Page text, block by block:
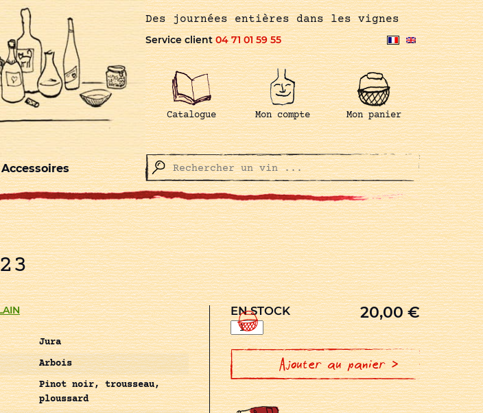
Des journées entières dans les vignes
Service client04 71 01 59 55
Catalogue Mon compte Mon panier
Jura
Arbois
Pinot noir, trousseau,
ploussard
EN STOCK 20,00€
quantité
de
ARBOIS
NO
SIN
TOU
TSEFS
Ajouter au panier >